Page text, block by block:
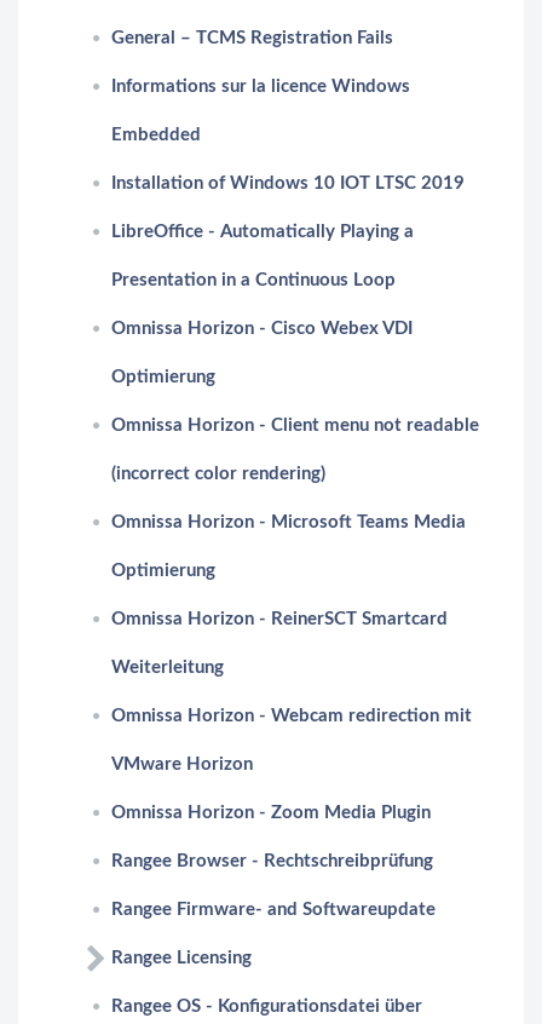
General – TCMS Registration Fails
Informations sur la licence Windows
Embedded
Installation of Windows 10 IOT LTSC 2019
LibreOffice - Automatically Playing a
Presentation in a Continuous Loop
Omnissa Horizon - Cisco Webex VDI
Optimierung
Omnissa Horizon - Client menu not readable
(incorrect color rendering)
Omnissa Horizon - Microsoft Teams Media
Optimierung
Omnissa Horizon - ReinerSCT Smartcard
Weiterleitung
Omnissa Horizon - Webcam redirection mit
VMware Horizon
Omnissa Horizon - Zoom Media Plugin
Rangee Browser - Rechtschreibprüfung
Rangee Firmware- and Softwareupdate
Rangee Licensing
Rangee OS - Konfigurationsdatei über